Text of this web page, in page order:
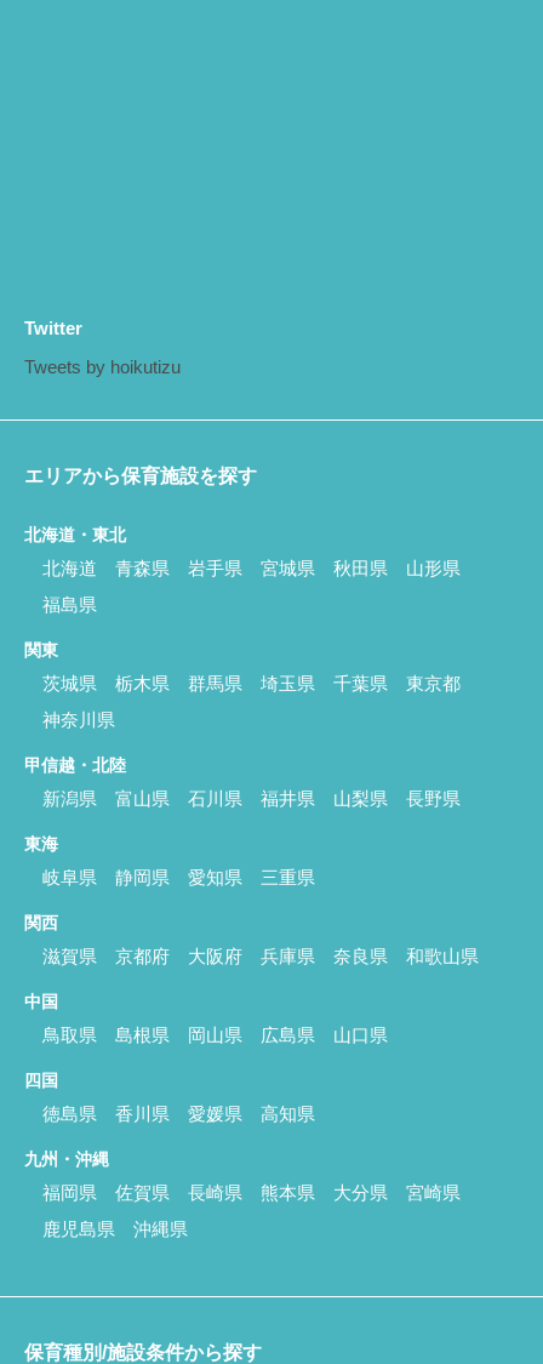
Twitter
Tweets by hoikutizu
エリアから保育施設を探す
北海道・東北
北海道 青森県 岩手県 宮城県 秋田県
山形県
福島県
関東
茨城県 栃木県 群馬県 埼玉県 千葉県
東京都
神奈川県
甲信越・北陸
新潟県 富山県 石川県 福井県 山梨県 長野県
東海
岐阜県 静岡県 愛知県 三重県
関西
滋賀県 京都府 大阪府 兵庫県 奈良県 和歌山県
中国
鳥取県 島根県 岡山県 広島県 山口県
四国
徳島県 香川県 愛媛県 高知県
九州・沖縄
福岡県 佐賀県 長崎県 熊本県 大分県
宮崎県
鹿児島県
沖縄県
保育種別/施設条件から探す